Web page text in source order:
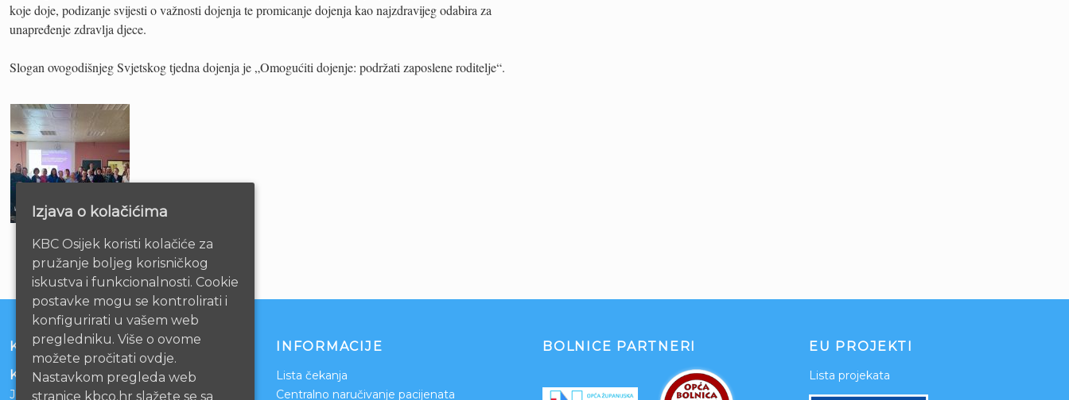
koje doje, podizanje svijesti o važnosti dojenja te promicanje dojenja kao najzdravijeg odabira za
unapređenje zdravlja djece.
Slogan ovogodišnjeg Svjetskog tjedna dojenja je „Omogućiti dojenje: podržati zaposlene roditelje“.
KONTAKT
Klinički bolnički centar Osijek
Josipa Huttlera 4
INFORMACIJE
Lista čekanja
Centralno naručivanje pacijenata
BOLNICE PARTNERI EU PROJEKTI
Lista projekata
Izjava o kolačićima
KBC Osijek koristi kolačiće za
pružanje boljeg korisničkog
iskustva i funkcionalnosti. Cookie
postavke mogu se kontrolirati i
konfigurirati u vašem web
pregledniku. Više o ovome
možete pročitati ovdje.
Nastavkom pregleda web
stranice kbco.hr slažete se sa